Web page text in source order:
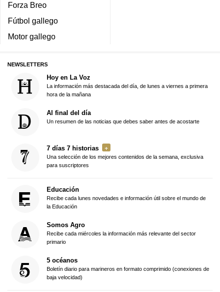
Forza Breo
Fútbol gallego
Motor gallego
NEWSLETTERS
Hoy en La Voz
La información más destacada del día, de lunes a viernes a primera
hora de la mañana
Al final del día
Un resumen de las noticias que debes saber antes de acostarte
7 días 7 historias
Una selección de los mejores contenidos de la semana, exclusiva
para suscriptores
Educación
Recibe cada lunes novedades e información útil sobre el mundo de
la Educación
Somos Agro
Recibe cada miércoles la información más relevante del sector
primario
5 océanos
Boletín diario para marineros en formato comprimido (conexiones de
baja velocidad)